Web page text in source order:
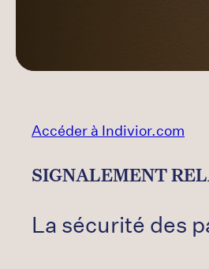
Accéder à Indivior.com
SIGNALEMENT
La sécurité des